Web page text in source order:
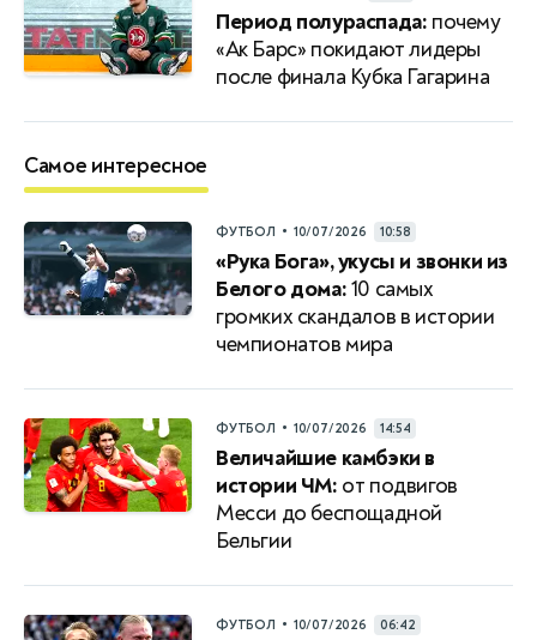
Период полураспада: почему
«Ак Барс» покидают лидеры
после финала Кубка Гагарина
Самое интересное
ФУТБОЛ • 10/07/2026 10:58
«Рука Бога», укусы и звонки из
Белого дома:10 самых
громких скандалов в истории
чемпионатов мира
ФУТБОЛ • 10/07/2026 14:54
Величайшие камбэки в
истории ЧМ: от подвигов
Месси до беспощадной
Бельгии
ФУТБОЛ • 10/07/2026 06:42